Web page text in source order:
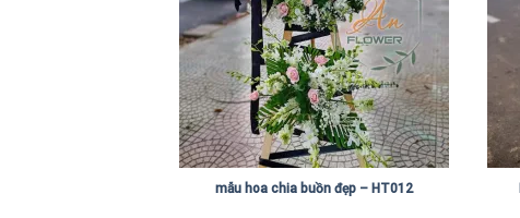
mẫu hoa chia buồn đẹp – HT012